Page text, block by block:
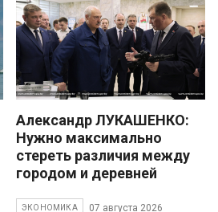
Александр ЛУКАШЕНКО:
Нужно максимально
стереть различия между
городом и деревней
ЭКОНОМИКА 07 августа 2026